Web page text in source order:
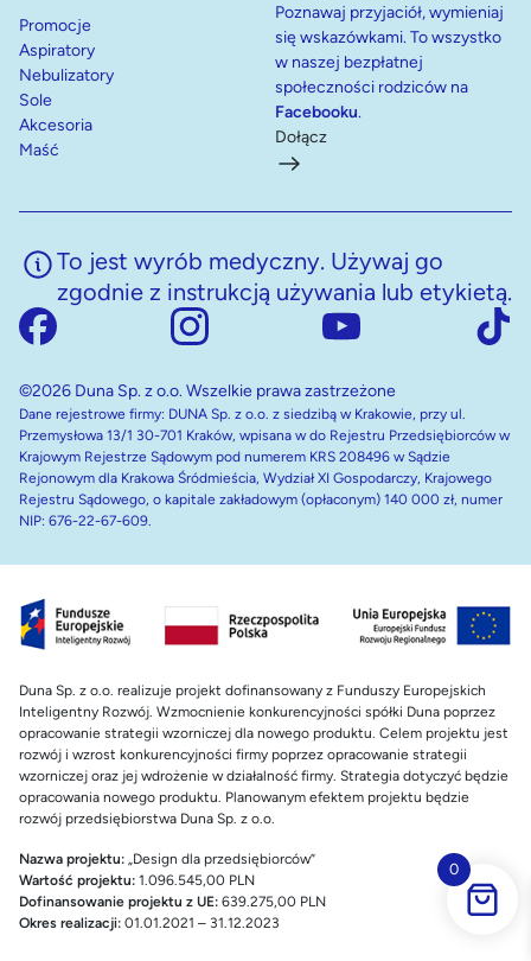
Promocje
Aspiratory
Nebulizatory
Sole
Akcesoria
Maść
Poznawaj przyjaciół, wymieniaj
się wskazówkami. To wszystko
w naszej bezpłatnej
społeczności rodziców na
Facebooku.
Dołącz
To jest wyrób medyczny. Używaj go
zgodnie z instrukcją używania lub etykietą.
©2026 Duna Sp. z o.o. Wszelkie prawa zastrzeżone
Dane rejestrowe firmy: DUNA Sp. z o.o. z siedzibą w Krakowie, przy ul.
Przemysłowa 13/1 30-701 Kraków, wpisana w do Rejestru Przedsiębiorców w
Krajowym Rejestrze Sądowym pod numerem KRS 208496 w Sądzie
Rejonowym dla Krakowa Śródmieścia, Wydział XI Gospodarczy, Krajowego
Rejestru Sądowego, o kapitale zakładowym (opłaconym) 140 000 zł, numer
NIP: 676-22-67-609.
Duna Sp. z o.o. realizuje projekt dofinansowany z Funduszy Europejskich
Inteligentny Rozwój. Wzmocnienie konkurencyjności spółki Duna poprzez
opracowanie strategii wzorniczej dla nowego produktu. Celem projektu jest
rozwój i wzrost konkurencyjności firmy poprzez opracowanie strategii
wzorniczej oraz jej wdrożenie w działalność firmy. Strategia dotyczyć będzie
opracowania nowego produktu. Planowanym efektem projektu będzie
rozwój przedsiębiorstwa Duna Sp. z o.o.
Nazwa projektu: „Design dla przedsiębiorców”
Wartość projektu: 1.096.545,00 PLN
Dofinansowanie projektu z UE: 639.275,00 PLN
Okres realizacji: 01.01.2021 – 31.12.2023
0